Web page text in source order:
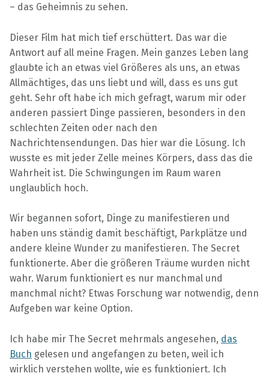
– das Geheimnis zu sehen.
Dieser Film hat mich tief erschüttert. Das war die
Antwort auf all meine Fragen. Mein ganzes Leben lang
glaubte ich an etwas viel Größeres als uns, an etwas
Allmächtiges, das uns liebt und will, dass es uns gut
geht. Sehr oft habe ich mich gefragt, warum mir oder
anderen passiert Dinge passieren, besonders in den
schlechten Zeiten oder nach den
Nachrichtensendungen. Das hier war die Lösung. Ich
wusste es mit jeder Zelle meines Körpers, dass das die
Wahrheit ist. Die Schwingungen im Raum waren
unglaublich hoch.
Wir begannen sofort, Dinge zu manifestieren und
haben uns ständig damit beschäftigt, Parkplätze und
andere kleine Wunder zu manifestieren. The Secret
funktionerte. Aber die größeren Träume wurden nicht
wahr. Warum funktioniert es nur manchmal und
manchmal nicht? Etwas Forschung war notwendig, denn
Aufgeben war keine Option.
Ich habe mir The Secret mehrmals angesehen, das
Buch gelesen und angefangen zu beten, weil ich
wirklich verstehen wollte, wie es funktioniert. Ich